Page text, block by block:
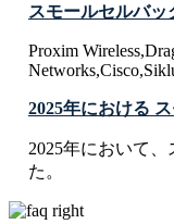
スモールセルバッ
Proxim
2025年における
2025年において
た。